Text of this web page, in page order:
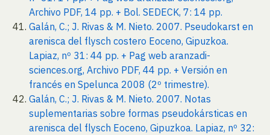
Archivo PDF, 14 pp. + Bol. SEDECK, 7: 14 pp.
Galán, C.; J. Rivas & M. Nieto. 2007. Pseudokarst en
arenisca del flysch costero Eoceno, Gipuzkoa.
Lapiaz, nº 31: 44 pp. + Pag web aranzadi-
sciences.org, Archivo PDF, 44 pp. + Versión en
francés en Spelunca 2008 (2º trimestre).
Galán, C.; J. Rivas & M. Nieto. 2007. Notas
suplementarias sobre formas pseudokársticas en
arenisca del flysch Eoceno, Gipuzkoa. Lapiaz, nº 32: